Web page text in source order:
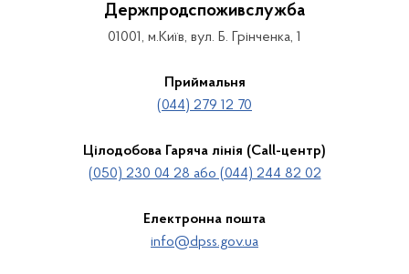
Держпродспоживслужба
01001, м.Київ, вул. Б. Грінченка, 1
Приймальня
(044) 279 12 70
Цілодобова Гаряча лінія (Call-центр)
(050) 230 04 28 або (044) 244 82 02
Електронна пошта
info@dpss.gov.ua